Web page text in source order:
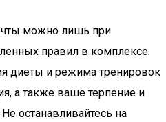
можно лишь при
правил в комплексе.
диеты и режима тренировок
а также ваше терпение и
останавливайтесь на